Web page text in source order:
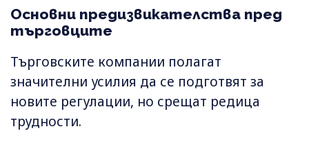
Основни предизвикателства пред
търговците
Търговските компании полагат
значителни усилия да се подготвят за
новите регулации, но срещат редица
трудности.